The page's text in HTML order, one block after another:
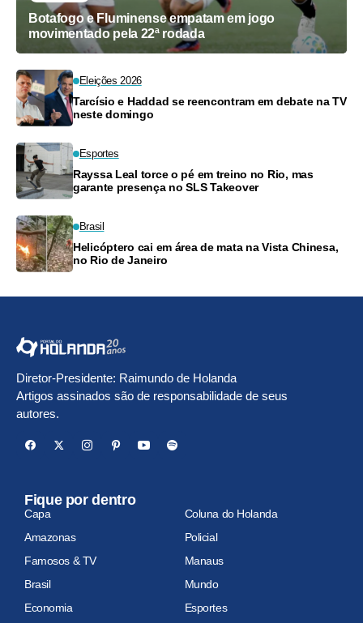
Botafogo e Fluminense empatam em jogo
movimentado pela 22ª rodada
Eleições 2026
Tarcísio e Haddad se reencontram em debate na TV
neste domingo
Esportes
Rayssa Leal torce o pé em treino no Rio, mas
garante presença no SLS Takeover
Brasil
Helicóptero cai em área de mata na Vista Chinesa,
no Rio de Janeiro
Diretor-Presidente: Raimundo de Holanda
Artigos assinados são de responsabilidade de seus
autores.
Fique por dentro
Capa
Coluna do Holanda
Amazonas
Policial
Famosos & TV
Manaus
Brasil
Mundo
Economia
Esportes